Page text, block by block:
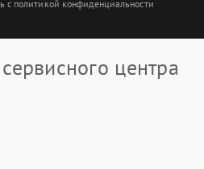
с политикой конфиденциальности
центра